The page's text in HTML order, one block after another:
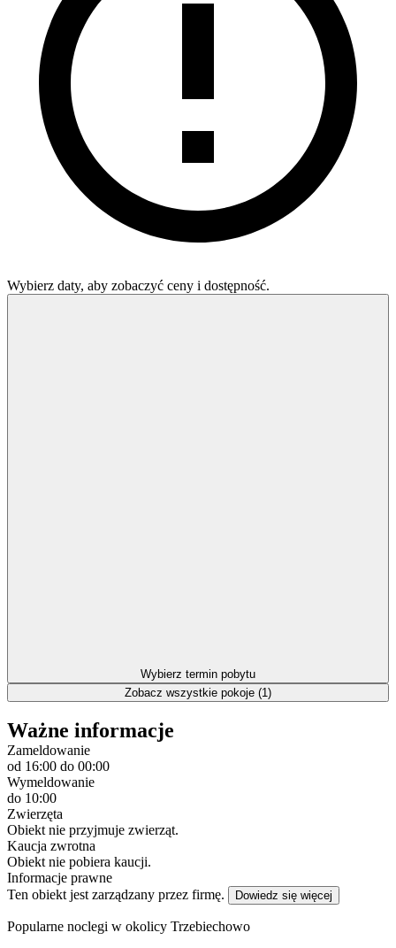
Wybierz daty, aby zobaczyć ceny i dostępność.
Wybierz termin pobytu
Zobacz wszystkie pokoje (1)
Ważne informacje
Zameldowanie
od 16:00 do 00:00
Wymeldowanie
do 10:00
Zwierzęta
Obiekt nie przyjmuje zwierząt.
Kaucja zwrotna
Obiekt nie pobiera kaucji.
Informacje prawne
Ten obiekt jest zarządzany przez firmę.
Dowiedz się więcej
Popularne noclegi w okolicy Trzebiechowo